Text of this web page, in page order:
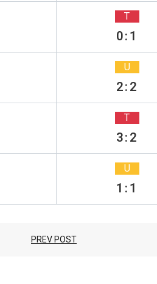
T
0:1
U
2:2
T
3:2
U
1:1
PREV POST